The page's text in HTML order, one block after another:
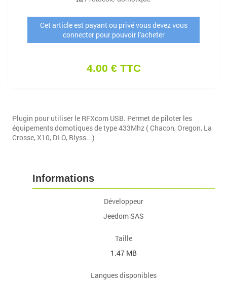
Cet article est payant ou privé vous devez vous
connecter pour pouvoir l'acheter
4.00 € TTC
Plugin pour utiliser le RFXcom USB. Permet de piloter les
équipements domotiques de type 433Mhz ( Chacon, Oregon, La
Crosse, X10, DI-O, Blyss...)
Informations
Développeur
Jeedom SAS
Taille
1.47 MB
Langues disponibles